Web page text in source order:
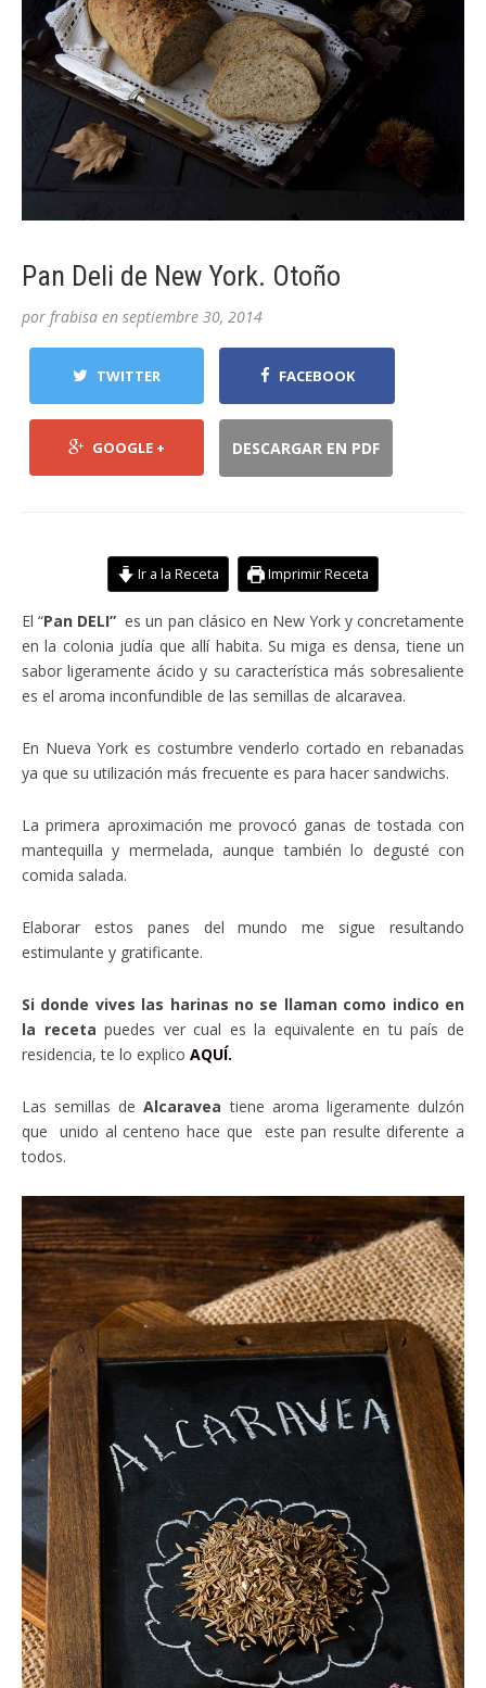
Pan Deli de New York. Otoño
por frabisa en septiembre 30, 2014
TWITTER FACEBOOK
GOOGLE + DESCARGAR EN PDF
Ir a la Receta Imprimir Receta
El “Pan DELI” es un pan clásico en New York y concretamente
en la colonia judía que allí habita. Su miga es densa, tiene un
sabor ligeramente ácido y su característica más sobresaliente
es el aroma inconfundible de las semillas de alcaravea.
En Nueva York es costumbre venderlo cortado en rebanadas
ya que su utilización más frecuente es para hacer sandwichs.
La primera aproximación me provocó ganas de tostada con
mantequilla y mermelada, aunque también lo degusté con
comida salada.
Elaborar estos panes del mundo me sigue resultando
estimulante y gratificante.
Si donde vives las harinas no se llaman como indico en
la receta puedes ver cual es la equivalente en tu país de
residencia, te lo explico AQUÍ.
Las semillas deAlcaravea tiene aroma ligeramente dulzón
que unido al centeno hace que este pan resulte diferente a
todos.